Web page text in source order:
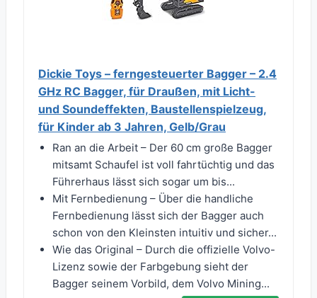
Dickie Toys – ferngesteuerter Bagger – 2.4
GHz RC Bagger, für Draußen, mit Licht-
und Soundeffekten, Baustellenspielzeug,
für Kinder ab 3 Jahren, Gelb/Grau
Ran an die Arbeit – Der 60 cm große Bagger
mitsamt Schaufel ist voll fahrtüchtig und das
Führerhaus lässt sich sogar um bis...
Mit Fernbedienung – Über die handliche
Fernbedienung lässt sich der Bagger auch
schon von den Kleinsten intuitiv und sicher...
Wie das Original – Durch die offizielle Volvo-
Lizenz sowie der Farbgebung sieht der
Bagger seinem Vorbild, dem Volvo Mining...